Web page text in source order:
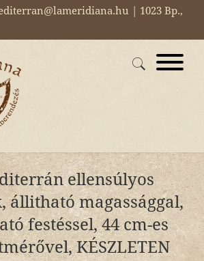
| 1023 Bp.,
ellensúlyos
állitható magassággal,
festéssel, 44 cm-es
KÉSZLETEN